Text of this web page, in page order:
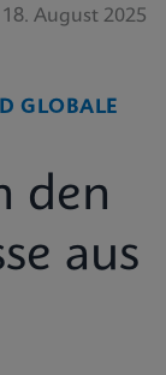
18. August 2025
GLOBALE
den
aus